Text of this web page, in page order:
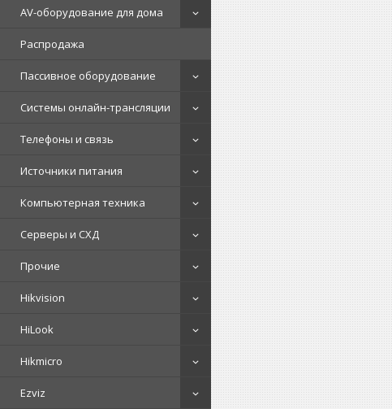
AV-оборудование для дома
Распродажа
Пассивное оборудование
Системы онлайн-трансляции
Телефоны и связь
Источники питания
Компьютерная техника
Серверы и СХД
Прочие
Hikvision
HiLook
Hikmicro
Ezviz